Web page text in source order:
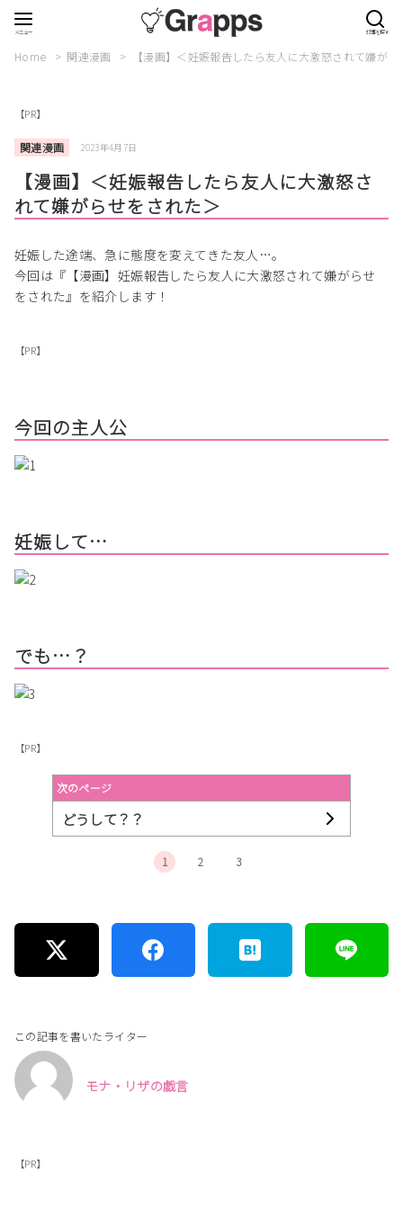
Home 関連漫画 【漫画】＜妊娠報告したら友人に大激怒されて嫌が
【PR】
関連漫画 2023年4月7日
【漫画】＜妊娠報告したら友人に大激怒さ
れて嫌がらせをされた＞
妊娠した途端、急に態度を変えてきた友人…。
今回は『【漫画】妊娠報告したら友人に大激怒されて嫌がらせ
をされた』を紹介します！
【PR】
今回の主人公
妊娠して…
でも…？
【PR】
次のページ
どうして？？
1 2 3
この記事を書いたライター
モナ・リザの戯言
【PR】